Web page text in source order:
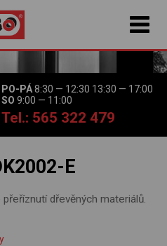
PO-PÁ8:30 — 12:30 13:30 — 17:00
SO 9:00 — 11:00
Tel.: 565 322 479
E
dřevěných materiálů.